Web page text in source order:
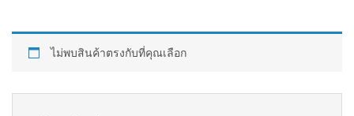
ไม่พบสินค้าตรงกับที่คุณเลือก